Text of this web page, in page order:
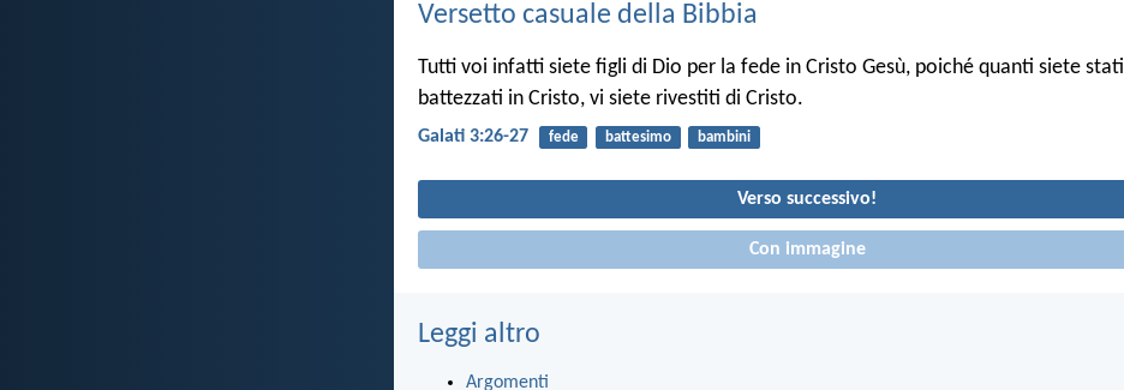
Versetto casuale della Bibbia
Tutti voi infatti siete figli di Dio per la fede in Cristo Gesù, poiché quanti siete stati
battezzati in Cristo, vi siete rivestiti di Cristo.
Galati 3:26-27 fede battesimo bambini
Verso successivo!
Con immagine
Leggi altro
Argomenti